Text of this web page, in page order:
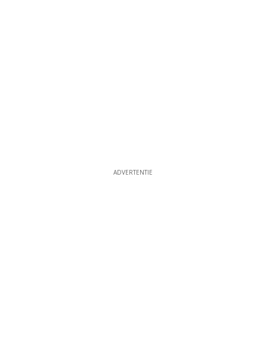
ADVERTENTIE